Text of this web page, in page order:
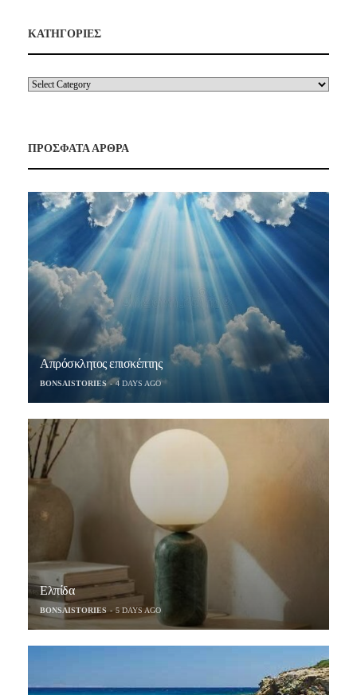
ΚΑΤΗΓΟΡΙΕΣ
ΠΡΟΣΦΑΤΑ ΑΡΘΡΑ
Απρόσκλητος επισκέπτης
BONSAISTORIES 4 DAYS AGO
Ελπίδα
BONSAISTORIES 5 DAYS AGO